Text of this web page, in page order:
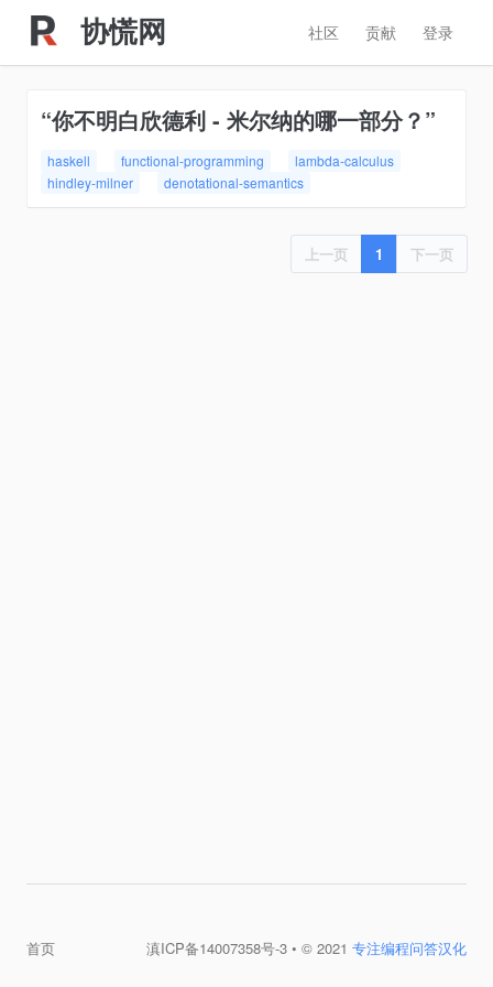
协慌网 登录
贡献
社区
“你不明白欣德利 - 米尔纳的哪一部分？”
haskell functional-programming
lambda-calculus
hindley-milner
denotational-semantics
上一页 1 下一页
首页 滇ICP备14007358号-3 • © 2021 专注编程问答汉化